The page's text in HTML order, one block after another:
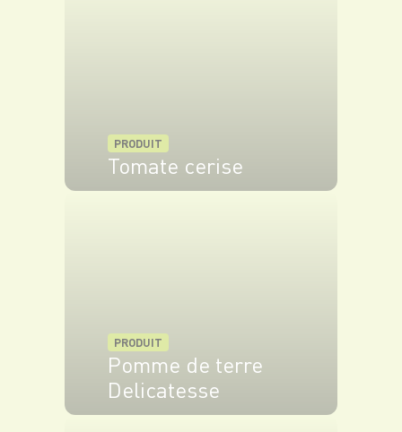
PRODUIT
Tomate cerise
PRODUIT
Pomme de terre
Delicatesse